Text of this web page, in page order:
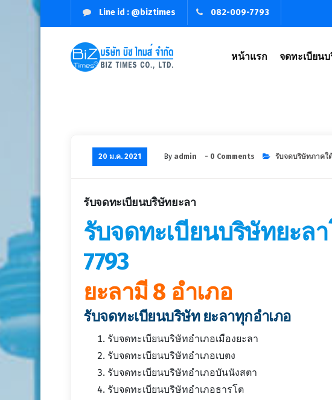
Line id : @biztimes 082-009-7793
หน้าแรก จดทะเบียน
20 ม.ค. 2021 By admin - 0 Comments รับจดบริษัทภาคใ
รับจดทะเบียนบริษัทยะลา
รับจดทะเบียนบริษัทยะล
7793
ยะลามี 8 อำเภอ
รับจดทะเบียนบริษัท ยะลาทุกอำเภอ
รับจดทะเบียนบริษัทอำเภอเมืองยะลา
รับจดทะเบียนบริษัทอำเภอเบตง
รับจดทะเบียนบริษัทอำเภอบันนังสตา
รับจดทะเบียนบริษัทอำเภอธารโต